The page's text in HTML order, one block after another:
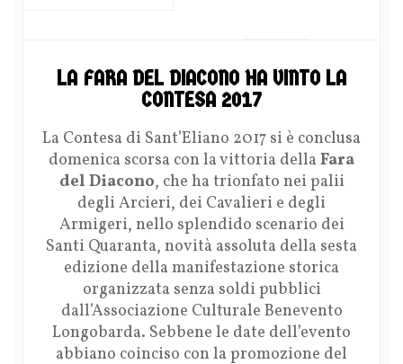
LA FARA DEL DIACONO HA VINTO LA
CONTESA 2017
La Contesa di Sant’Eliano 2017 si è conclusa
domenica scorsa con la vittoria della Fara
del Diacono, che ha trionfato nei palii
degli Arcieri, dei Cavalieri e degli
Armigeri, nello splendido scenario dei
Santi Quaranta, novità assoluta della sesta
edizione della manifestazione storica
organizzata senza soldi pubblici
dall’Associazione Culturale Benevento
Longobarda. Sebbene le date dell’evento
abbiano coinciso con la promozione del